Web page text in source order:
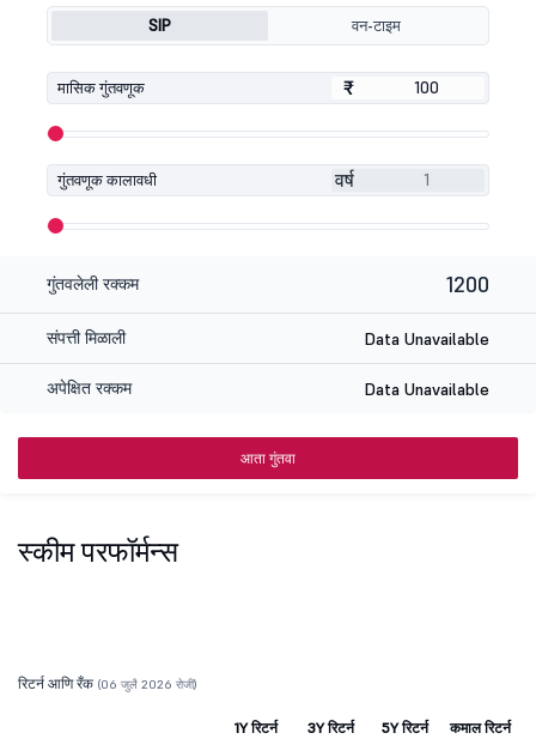
SIP वन-टाइम
मासिक गुंतवणूक ₹
₹
गुंतवणूक कालावधी वर्ष
गुंतवलेली रक्कम 1200
संपत्ती मिळाली Data Unavailable
अपेक्षित रक्कम Data Unavailable
आता गुंतवा
स्कीम परफॉर्मन्स
रिटर्न आणि रँक (06 जुलै 2026 रोजी)
1Y रिटर्न 3Y रिटर्न 5Y रिटर्न कमाल रिटर्न